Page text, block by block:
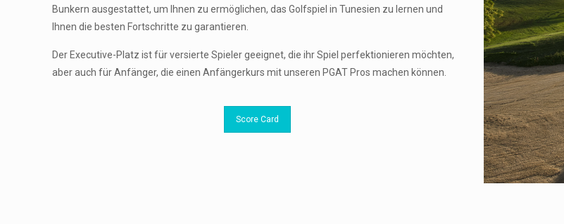
Bunkern ausgestattet, um Ihnen zu ermöglichen, das Golfspiel in Tunesien zu lernen und
Ihnen die besten Fortschritte zu garantieren.
Der Executive-Platz ist für versierte Spieler geeignet, die ihr Spiel perfektionieren möchten,
aber auch für Anfänger, die einen Anfängerkurs mit unseren PGAT Pros machen können.
Score Card